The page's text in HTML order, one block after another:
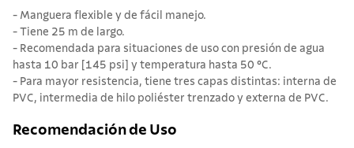
- Manguera flexible y de fácil manejo.
- Tiene 25 m de largo.
- Recomendada para situaciones de uso con presión de agua
hasta 10 bar [145 psi] y temperatura hasta 50 °C.
- Para mayor resistencia, tiene tres capas distintas: interna de
PVC, intermedia de hilo poliéster trenzado y externa de PVC.
Recomendación de Uso